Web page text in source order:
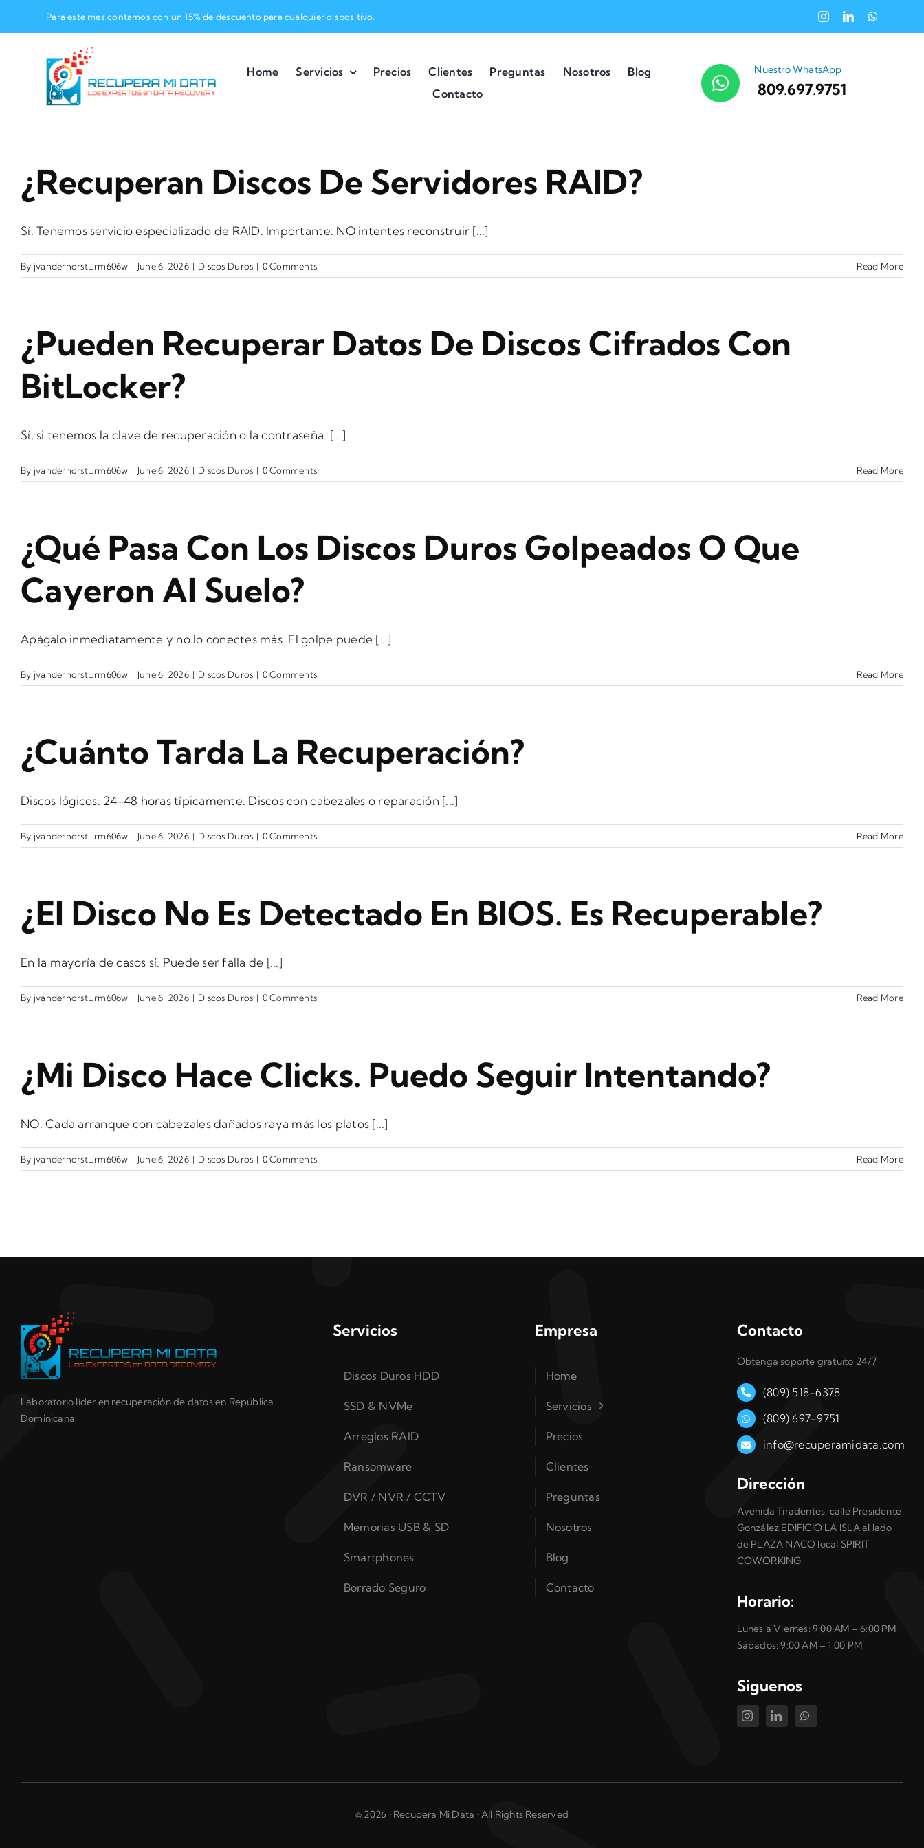
Para este mes contamos con un 15% de descuento para cualquier dispositivo.
Home Servicios Precios Clientes Preguntas Nosotros
Blog
Contacto
Nuestro WhatsApp
809.697.9751
¿Recuperan Discos De Servidores RAID?
Sí. Tenemos servicio especializado de RAID. Importante: NO intentes reconstruir [...]
By jvanderhorst_rm606w | June 6, 2026 | Discos Duros | 0 Comments Read More
¿Pueden Recuperar Datos De Discos Cifrados Con
BitLocker?
Sí, si tenemos la clave de recuperación o la contraseña. [...]
By jvanderhorst_rm606w | June 6, 2026 | Discos Duros | 0 Comments Read More
¿Qué Pasa Con Los Discos Duros Golpeados O Que
Cayeron Al Suelo?
Apágalo inmediatamente y no lo conectes más. El golpe puede [...]
By jvanderhorst_rm606w | June 6, 2026 | Discos Duros | 0 Comments Read More
¿Cuánto Tarda La Recuperación?
Discos lógicos: 24-48 horas típicamente. Discos con cabezales o reparación [...]
By jvanderhorst_rm606w | June 6, 2026 | Discos Duros | 0 Comments Read More
¿El Disco No Es Detectado En BIOS. Es Recuperable?
En la mayoría de casos sí. Puede ser falla de [...]
By jvanderhorst_rm606w | June 6, 2026 | Discos Duros | 0 Comments Read More
¿Mi Disco Hace Clicks. Puedo Seguir Intentando?
NO. Cada arranque con cabezales dañados raya más los platos [...]
By jvanderhorst_rm606w | June 6, 2026 | Discos Duros | 0 Comments Read More
Laboratorio líder en recuperación de datos en República
Dominicana.
Servicios
Discos Duros HDD
SSD & NVMe
Arreglos RAID
Ransomware
DVR / NVR / CCTV
Memorias USB & SD
Smartphones
Borrado Seguro
Empresa
Home
Servicios
Precios
Clientes
Preguntas
Nosotros
Blog
Contacto
Contacto
Obtenga soporte gratuito 24/7
(809) 518-6378
(809) 697-9751
info@recuperamidata.com
Dirección
Avenida Tiradentes, calle Presidente
González EDIFICIO LA ISLA al lado
de PLAZA NACO local SPIRIT
COWORKING.
Horario:
Lunes a Viernes: 9:00 AM – 6:00 PM
Sábados: 9:00 AM – 1:00 PM
Siguenos
© 2026 • Recupera Mi Data • All Rights Reserved